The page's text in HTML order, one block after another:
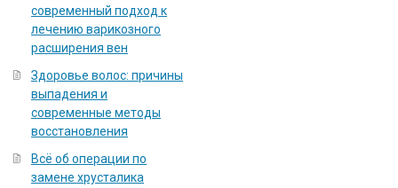
современный подход к
лечению варикозного
расширения вен
Здоровье волос: причины
выпадения и
современные методы
восстановления
Всё об операции по
замене хрусталика